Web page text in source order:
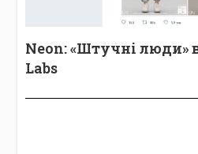
Neon: «Штучні люди»
Labs